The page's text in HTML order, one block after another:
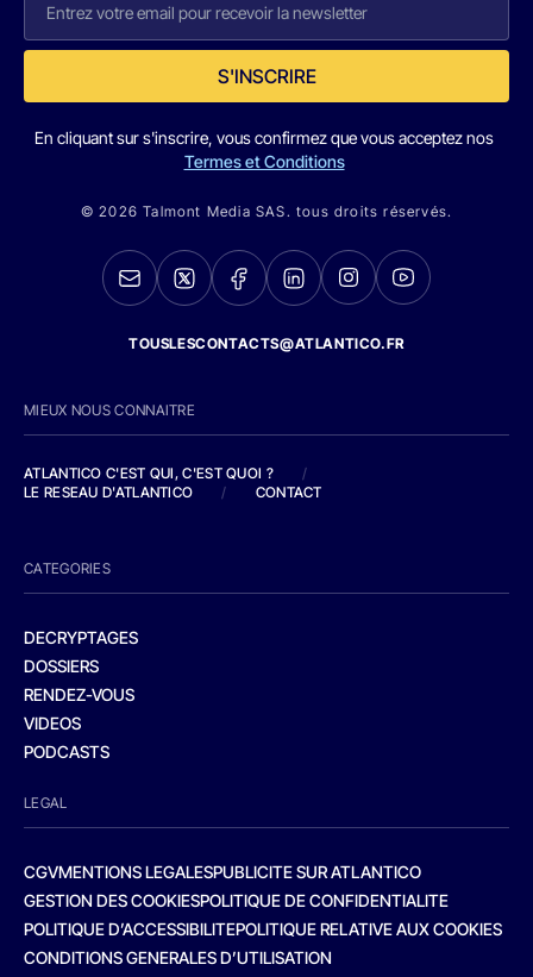
S'INSCRIRE
En cliquant sur s'inscrire, vous confirmez que vous acceptez nos
Termes et Conditions
© 2026 Talmont Media SAS. tous droits réservés.
TOUSLESCONTACTS@ATLANTICO.FR
MIEUX NOUS CONNAITRE
ATLANTICO C'EST QUI, C'EST QUOI ?
/
LE RESEAU D'ATLANTICO
/ CONTACT
CATEGORIES
DECRYPTAGES
DOSSIERS
RENDEZ-VOUS
VIDEOS
PODCASTS
LEGAL
CGVMENTIONS LEGALESPUBLICITE SUR ATLANTICO
GESTION DES COOKIESPOLITIQUE DE CONFIDENTIALITE
POLITIQUE D’ACCESSIBILITEPOLITIQUE RELATIVE AUX COOKIES
CONDITIONS GENERALES D’UTILISATION